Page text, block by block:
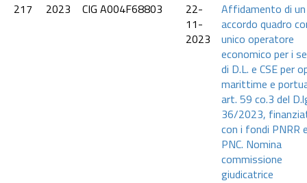
217
2023 CIG A004F68803
22-
11-
2023
Affidamento di un
accordo quadro
unico operatore
economico per i
di D.L. e CSE per
marittime e
art. 59 co.3 del
36/2023,
con i fondi PNRR
PNC. Nomina
commissione
giudicatrice